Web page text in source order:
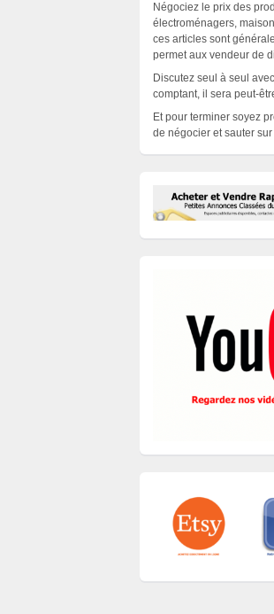
Négociez le prix des
électroménagers,
ces articles sont
permet aux vendeur de
Discutez seul à seul
comptant, il sera peut-
Et pour terminer soyez
de négocier et sauter